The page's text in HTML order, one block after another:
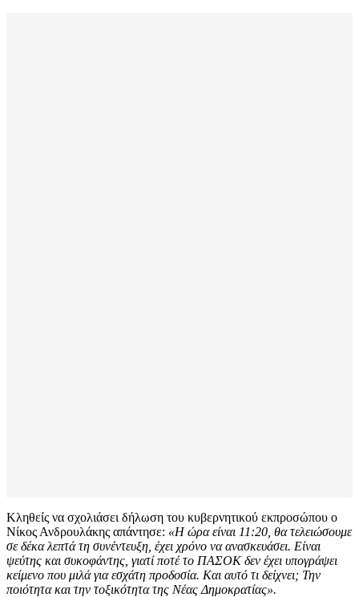
Κληθείς να σχολιάσει δήλωση του κυβερνητικού εκπροσώπου ο
Νίκος Ανδρουλάκης απάντησε: «Η ώρα είναι 11:20, θα τελειώσουμε
σε δέκα λεπτά τη συνέντευξη, έχει χρόνο να ανασκευάσει. Είναι
ψεύτης και συκοφάντης, γιατί ποτέ το ΠΑΣΟΚ δεν έχει υπογράψει
κείμενο που μιλά για εσχάτη προδοσία. Και αυτό τι δείχνει; Την
ποιότητα και την τοξικότητα της Νέας Δημοκρατίας».